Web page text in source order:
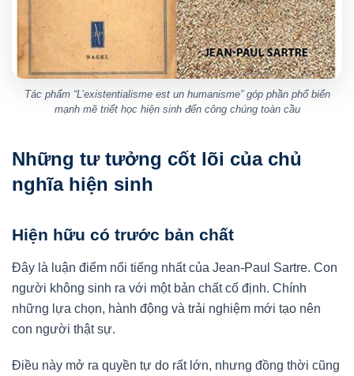
Tác phẩm “L’existentialisme est un humanisme” góp phần phổ biến
mạnh mẽ triết học hiện sinh đến công chúng toàn cầu
Những tư tưởng cốt lõi của chủ
nghĩa hiện sinh
Hiện hữu có trước bản chất
Đây là luận điểm nổi tiếng nhất của Jean-Paul Sartre. Con
người không sinh ra với một bản chất cố định. Chính
những lựa chọn, hành động và trải nghiệm mới tạo nên
con người thật sự.
Điều này mở ra quyền tự do rất lớn, nhưng đồng thời cũng